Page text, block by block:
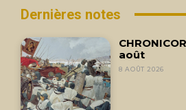
Dernières notes
août
8 AOÛT 2026